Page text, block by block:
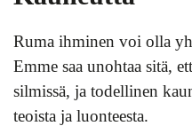
Ruma ihminen voi olla
Emme saa unohtaa sitä,
silmissä, ja todellinen
teoista ja luonteesta.